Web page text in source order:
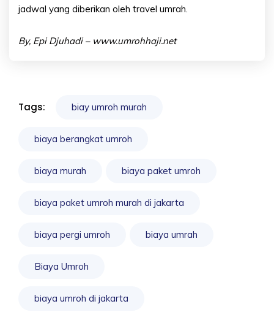
jadwal yang diberikan oleh travel umrah.
By, Epi Djuhadi – www.umrohhaji.net
Tags: biay umroh murah
biaya berangkat umroh
biaya murah biaya paket umroh
biaya paket umroh murah di jakarta
biaya pergi umroh biaya umrah
Biaya Umroh
biaya umroh di jakarta